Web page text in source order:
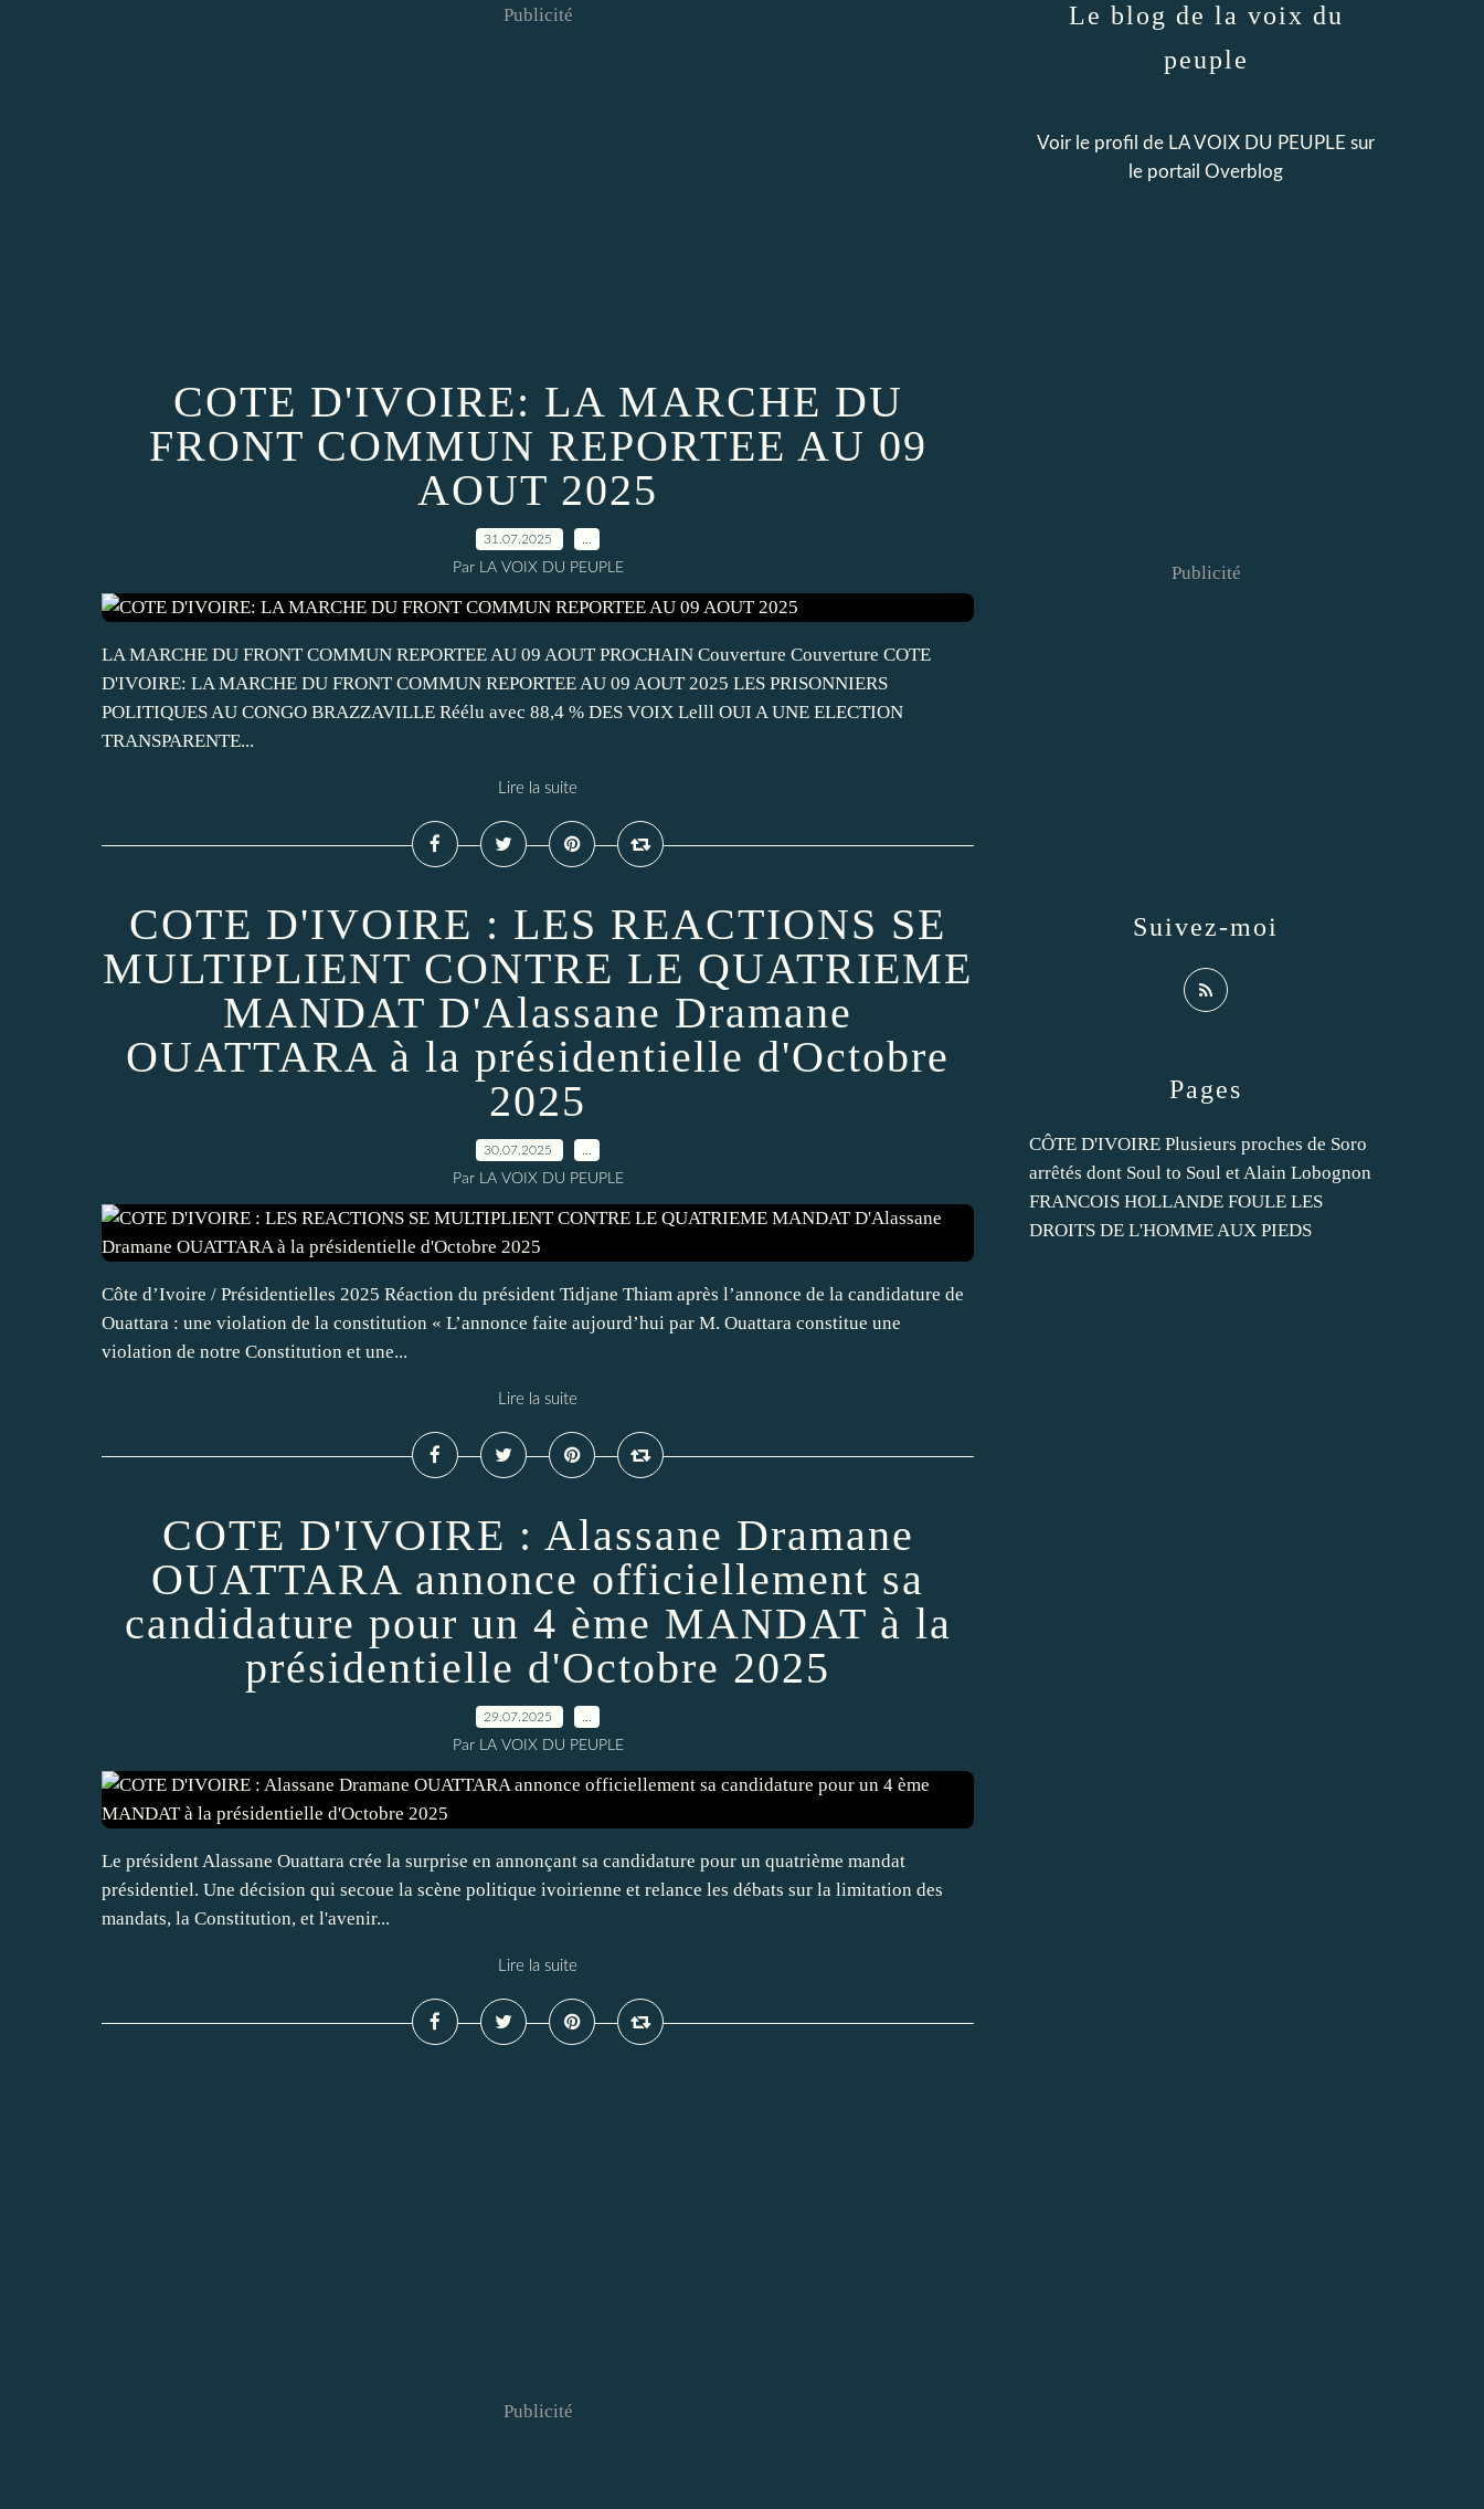
Publicité
COTE D'IVOIRE: LA MARCHE DU
FRONT COMMUN REPORTEE AU 09
AOUT 2025
31.07.2025
Par LA VOIX DU PEUPLE
LA MARCHE DU FRONT COMMUN REPORTEE AU 09 AOUT PROCHAIN Couverture Couverture COTE
D'IVOIRE: LA MARCHE DU FRONT COMMUN REPORTEE AU 09 AOUT 2025 LES PRISONNIERS
POLITIQUES AU CONGO BRAZZAVILLE Réélu avec 88,4 % DES VOIX Lelll OUI A UNE ELECTION
TRANSPARENTE...
Lire la suite
COTE D'IVOIRE : LES REACTIONS SE
MULTIPLIENT CONTRE LE QUATRIEME
MANDAT D'Alassane Dramane
OUATTARA à la présidentielle d'Octobre
2025
30.07.2025
Par LA VOIX DU PEUPLE
Côte d’Ivoire / Présidentielles 2025 Réaction du président Tidjane Thiam après l’annonce de la candidature de
Ouattara : une violation de la constitution « L’annonce faite aujourd’hui par M. Ouattara constitue une
violation de notre Constitution et une...
Lire la suite
COTE D'IVOIRE : Alassane Dramane
OUATTARA annonce officiellement sa
candidature pour un 4 ème MANDAT à la
présidentielle d'Octobre 2025
29.07.2025
Par LA VOIX DU PEUPLE
Le président Alassane Ouattara crée la surprise en annonçant sa candidature pour un quatrième mandat
présidentiel. Une décision qui secoue la scène politique ivoirienne et relance les débats sur la limitation des
mandats, la Constitution, et l'avenir...
Lire la suite
Publicité
Pages
CÔTE D'IVOIRE Plusieurs proches de Soro
arrêtés dont Soul to Soul et Alain Lobognon
FRANCOIS HOLLANDE FOULE LES
DROITS DE L'HOMME AUX PIEDS
Le blog de la voix du
peuple
Voir le profil de LA VOIX DU PEUPLE sur
le portail Overblog
Suivez-moi
Publicité